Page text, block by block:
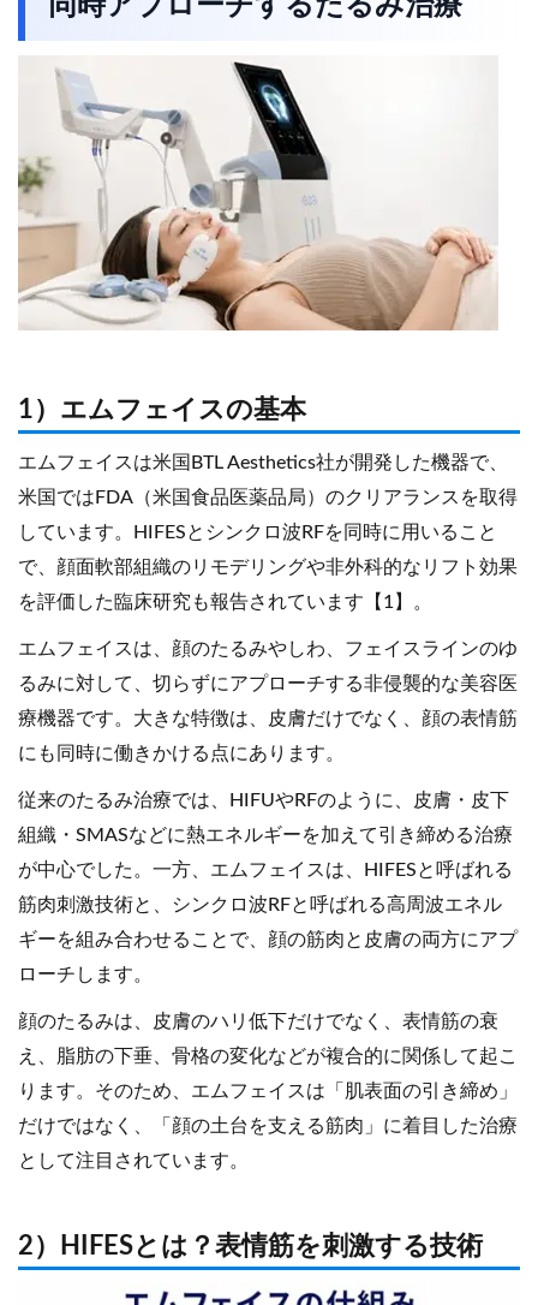
1）エムフェイスの基本
エムフェイスは米国BTL Aesthetics社が開発した機器で、
米国ではFDA（米国食品医薬品局）のクリアランスを取得
しています。HIFESとシンクロ波RFを同時に用いること
で、顔面軟部組織のリモデリングや非外科的なリフト効果
を評価した臨床研究も報告されています【1】。
エムフェイスは、顔のたるみやしわ、フェイスラインのゆ
るみに対して、切らずにアプローチする非侵襲的な美容医
療機器です。大きな特徴は、皮膚だけでなく、顔の表情筋
にも同時に働きかける点にあります。
従来のたるみ治療では、HIFUやRFのように、皮膚・皮下
組織・SMASなどに熱エネルギーを加えて引き締める治療
が中心でした。一方、エムフェイスは、HIFESと呼ばれる
筋肉刺激技術と、シンクロ波RFと呼ばれる高周波エネル
ギーを組み合わせることで、顔の筋肉と皮膚の両方にアプ
ローチします。
顔のたるみは、皮膚のハリ低下だけでなく、表情筋の衰
え、脂肪の下垂、骨格の変化などが複合的に関係して起こ
ります。そのため、エムフェイスは「肌表面の引き締め」
だけではなく、「顔の土台を支える筋肉」に着目した治療
として注目されています。
2）HIFESとは？表情筋を刺激する技術